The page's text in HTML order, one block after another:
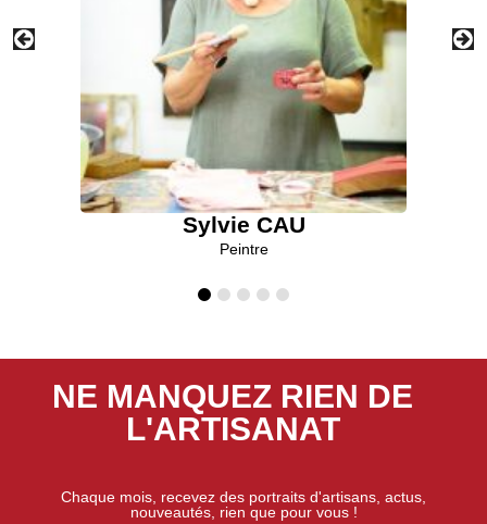
Sylvie CAU
Peintre
NE MANQUEZ RIEN DE
L'ARTISANAT
Chaque mois, recevez des portraits d'artisans, actus,
nouveautés, rien que pour vous !